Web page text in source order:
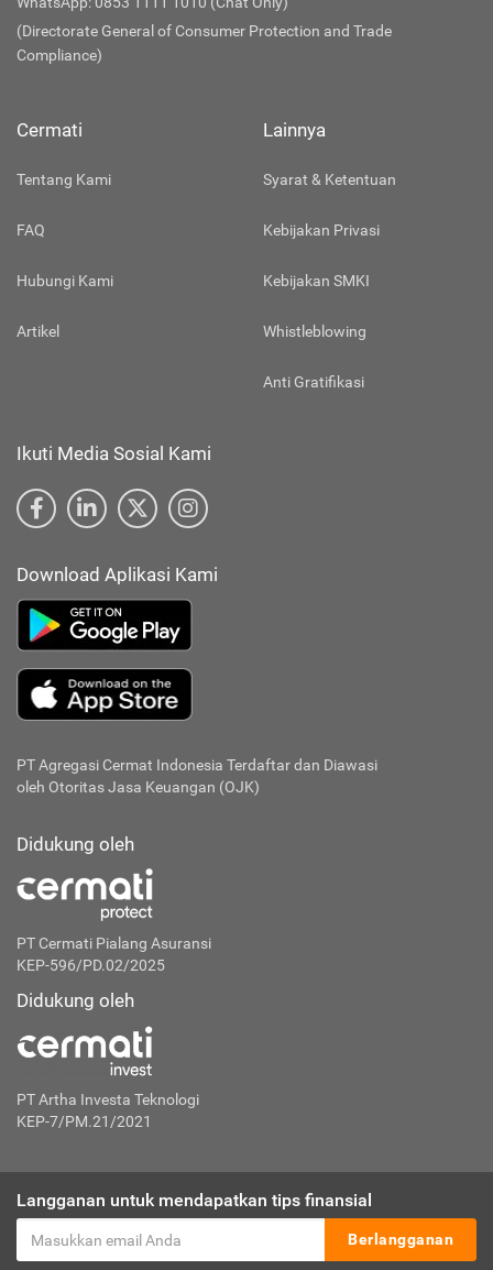
(Directorate General of Consumer Protection and Trade
Compliance)
Cermati
Tentang Kami
FAQ
Hubungi Kami
Artikel
Lainnya
Syarat & Ketentuan
Kebijakan Privasi
Kebijakan SMKI
Whistleblowing
Anti Gratifikasi
Ikuti Media Sosial Kami
Download Aplikasi Kami
PT Agregasi Cermat Indonesia Terdaftar dan Diawasi
oleh Otoritas Jasa Keuangan (OJK)
Didukung oleh
PT Cermati Pialang Asuransi
KEP-596/PD.02/2025
Didukung oleh
PT Artha Investa Teknologi
KEP-7/PM.21/2021
Langganan untuk mendapatkan tips finansial
Berlangganan